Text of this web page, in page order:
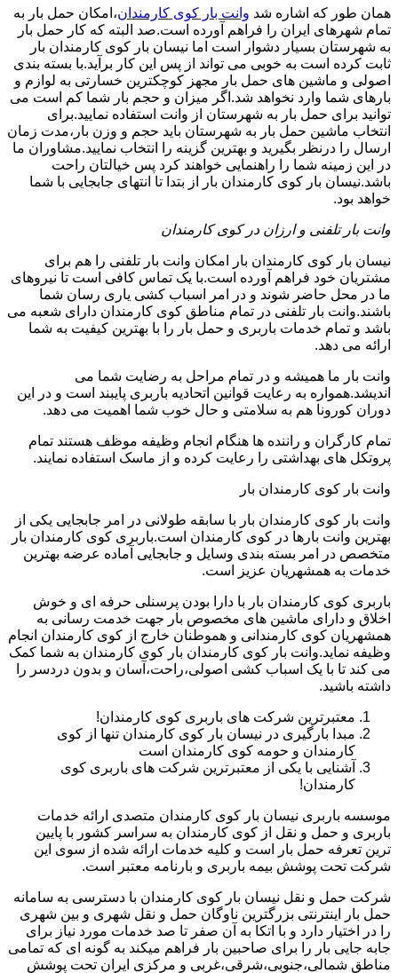
همان طور که اشاره شد وانت بار کوی کارمندان،امکان حمل بار به
تمام شهرهای ایران را فراهم آورده است.صد البته که کار حمل بار
به شهرستان بسیار دشوار است اما نیسان بار کوی کارمندان بار
ثابت کرده است به خوبی می تواند از پس این کار برآید.با بسته بندی
اصولی و ماشین های حمل بار مجهز کوچکترین خسارتی به لوازم و
بارهای شما وارد نخواهد شد.اگر میزان و حجم بار شما کم است می
توانید برای حمل بار به شهرستان از وانت استفاده نمایید.برای
انتخاب ماشین حمل بار به شهرستان باید حجم و وزن بار،مدت زمان
ارسال را درنظر بگیرید و بهترین گزینه را انتخاب نمایید.مشاوران ما
در این زمینه شما را راهنمایی خواهند کرد پس خیالتان راحت
باشد.نیسان بار کوی کارمندان بار از بتدا تا انتهای جابجایی با شما
خواهد بود.
وانت بار تلفنی و ارزان در کوی کارمندان
نیسان بار کوی کارمندان بار امکان وانت بار تلفنی را هم برای
مشتریان خود فراهم آورده است.با یک تماس کافی است تا نیروهای
ما در محل حاضر شوند و در امر اسباب کشی یاری رسان شما
باشند.وانت بار تلفنی در تمام مناطق کوی کارمندان دارای شعبه می
باشد و تمام خدمات باربری و حمل بار را با بهترین کیفیت به شما
ارائه می دهد.
وانت بار ما همیشه و در تمام مراحل به رضایت شما می
اندیشد.همواره به رعایت قوانین اتحادیه باربری پایبند است و در این
دوران کورونا هم به سلامتی و حال خوب شما اهمیت می دهد.
تمام کارگران و راننده ها هنگام انجام وظیفه موظف هستند تمام
پروتکل های بهداشتی را رعایت کرده و از ماسک استفاده نمایند.
وانت بار کوی کارمندان بار
وانت بار کوی کارمندان بار با سابقه طولانی در امر جابجایی یکی از
بهترین وانت بارها در کوی کارمندان است.باربری کوی کارمندان بار
متخصص در امر بسته بندی وسایل و جابجایی آماده عرضه بهترین
خدمات به همشهریان عزیز است.
باربری کوی کارمندان بار با دارا بودن پرسنلی حرفه ای و خوش
اخلاق و دارای ماشین های مخصوص بار جهت خدمت رسانی به
همشهریان کوی کارمندانی و هموطنان خارج از کوی کارمندان انجام
وظیفه نماید.وانت بار کوی کارمندان بار کوی کارمندان به شما کمک
می کند تا با یک اسباب کشی اصولی،راحت،آسان و بدون دردسر را
داشته باشید.
معتبرترین شرکت های باربری کوی کارمندان!
مبدا بارگیری در نیسان بار کوی کارمندان تنها از کوی
کارمندان و حومه کوی کارمندان است
آشنایی با یکی از معتبرترین شرکت های باربری کوی
کارمندان!
موسسه باربری نیسان بار کوی کارمندان متصدی ارائه خدمات
باربری و حمل و نقل از کوی کارمندان به سراسر کشور با پایین
ترین تعرفه حمل بار است و کلیه خدمات ارائه شده از سوی این
شرکت تحت پوشش بیمه باربری و بارنامه معتبر است.
شرکت حمل و نقل نیسان بار کوی کارمندان با دسترسی به سامانه
حمل بار اینترنتی بزرگترین ناوگان حمل و نقل شهری و بین شهری
را در اختیار دارد و با اتکا به آن صفر تا صد خدمات مورد نیاز برای
جابه جایی بار را برای صاحبین بار فراهم میکند به گونه ای که تمامی
مناطق شمالی،جنوبی،شرقی،غربی و مرکزی ایران تحت پوشش